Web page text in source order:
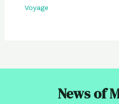
Voyage
News of